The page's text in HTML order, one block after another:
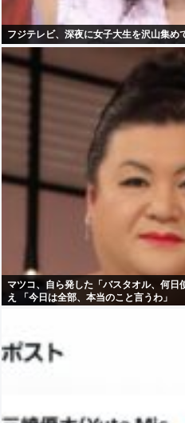
フジテレビ、深夜に女子大生を沢山集
マツコ、自ら発した「バスタオル、何日
え 「今日は全部、本当のこと言うわ」